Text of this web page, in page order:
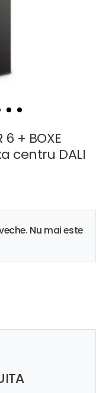
6 + BOXE
centru DALI
Nu mai este